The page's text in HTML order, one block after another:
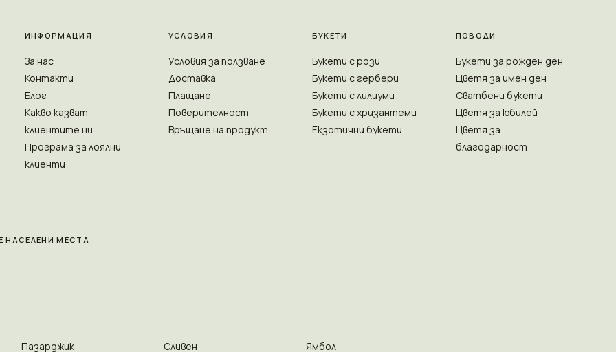
ИНФОРМАЦИЯ
За нас
Контакти
Блог
Какво казват
клиентите ни
Програма за лоялни
клиенти
УСЛОВИЯ
Условия за ползване
Доставка
Плащане
Поверителност
Връщане на продукт
БУКЕТИ
Букети с рози
Букети с гербери
Букети с лилиуми
Букети с хризантеми
Екзотични букети
ПОВОДИ
Букети за рожден ден
Цветя за имен ден
Сватбени букети
Цветя за юбилей
Цветя за
благодарност
НАСЕЛЕНИ МЕСТА
Пазарджик Сливен Ямбол